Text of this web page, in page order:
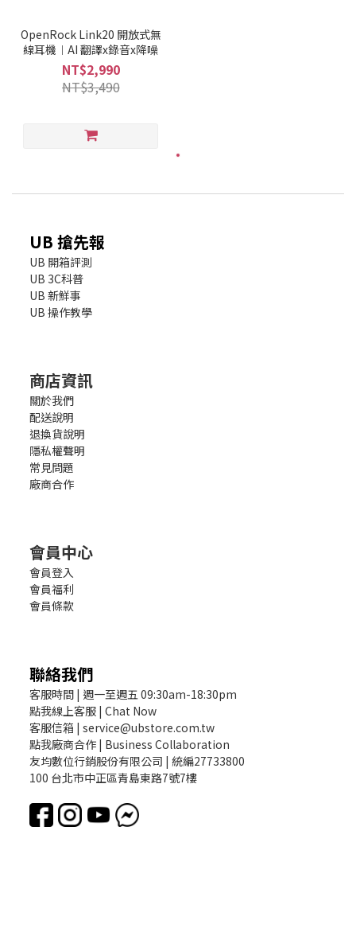
OpenRock Link20 開放式無
線耳機︱AI 翻譯x錄音x降噪
NT$2,990
NT$3,490
UB 搶先報
UB 開箱評測
UB 3C科普
UB 新鮮事
UB 操作教學
商店資訊
關於我們
配送說明
退換貨說明
隱私權聲明
常見問題
廠商合作
會員中心
會員登入
會員福利
會員條款
聯絡我們
客服時間 | 週一至週五 09:30am-18:30pm
點我線上客服 | Chat Now
客服信箱 | service@ubstore.com.tw
點我廠商合作 | Business Collaboration
友均數位行銷股份有限公司 | 統編27733800
100 台北市中正區青島東路7號7樓